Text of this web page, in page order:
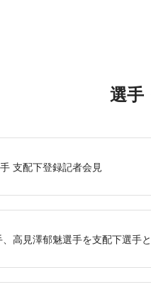
選手
支配下登録記者会見
高見澤郁魅選手を支配下選手